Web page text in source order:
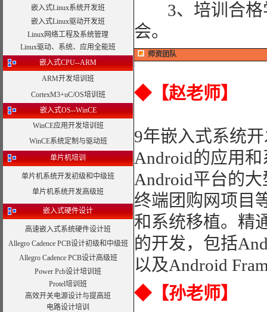
嵌入式Linux系统开发班
嵌入式Linux驱动开发班
Linux网络工程及系统管理
Linux驱动、系统、应用全能班
嵌入式CPU--ARM
ARM开发培训班
CortexM3+uC/OS培训班
嵌入式OS--WinCE
WinCE应用开发培训班
WinCE系统定制与驱动班
单片机培训
单片机系统开发初级和中级班
单片机系统开发高级班
嵌入式硬件设计
高速嵌入式系统硬件设计班
Allegro Cadence PCB设计初级和中级班
Allegro Cadence PCB设计高级班
Power Pcb设计培训班
Protel培训班
高效开关电源设计与提高班
电路设计培训
3、培训合格
会。
师资团队
◆【赵老师】
9年嵌入式系统
Android的应用
Android平台的
终端团购网项目
和系统移植。精
的开发，包括
以及Android
◆【孙老师】